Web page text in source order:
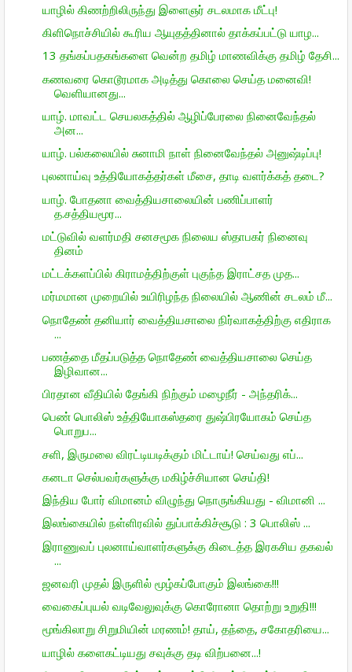
யாழில் கிணற்றிலிருந்து இளைஞர் சடலமாக மீட்பு!
கிளிநொச்சியில் கூரிய ஆயுதத்தினால் தாக்கப்பட்டு யாழ...
13 தங்கப்பதகங்களை வென்ற தமிழ் மாணவிக்கு தமிழ் தேசி...
கணவரை கொடூரமாக அடித்து கொலை செய்த மனைவி!
வெளியானது...
யாழ். மாவட்ட செயலகத்தில் ஆழிப்பேரலை நினைவேந்தல்
அன...
யாழ். பல்கலையில் சுனாமி நாள் நினைவேந்தல் அனுஷ்டிப்பு!
புலனாய்வு உத்தியோகத்தர்கள் மீசை, தாடி வளர்க்கத் தடை?
யாழ். போதனா வைத்தியசாலையின் பணிப்பாளர்
த.சத்தியமூர...
மட்டுவில் வளர்மதி சனசமூக நிலைய ஸ்தாபகர் நினைவு
தினம்
மட்டக்களப்பில் கிராமத்திற்குள் புகுந்த இராட்சத முத...
மர்மமான முறையில் உயிரிழந்த நிலையில் ஆணின் சடலம் மீ...
நொதேண் தனியார் வைத்தியசாலை நிர்வாகத்திற்கு எதிராக
...
பணத்தை மீதப்படுத்த நொதேண் வைத்தியசாலை செய்த
இழிவான...
பிரதான வீதியில் தேங்கி நிற்கும் மழைநீர் - அந்தரிக்...
பெண் பொலிஸ் உத்தியோகஸ்தரை துஷ்பிரயோகம் செய்த
பொறுப...
சளி, இருமலை விரட்டியடிக்கும் மிட்டாய்! செய்வது எப்...
கனடா செல்பவர்களுக்கு மகிழ்ச்சியான செய்தி!
இந்திய போர் விமானம் விழுந்து நொருங்கியது - விமானி ...
இலங்கையில் நள்ளிரவில் துப்பாக்கிச்சூடு : 3 பொலிஸ் ...
இராணுவப் புலனாய்வாளர்களுக்கு கிடைத்த இரகசிய தகவல்
...
ஜனவரி முதல் இருளில் மூழ்கப்போகும் இலங்கை!!!
வைகைப்புயல் வடிவேலுவுக்கு கொரோனா தொற்று உறுதி!!!
மூங்கிலாறு சிறுமியின் மரணம்! தாய், தந்தை, சகோதரியை...
யாழில் களைகட்டியது சவுக்கு தடி விற்பனை...!